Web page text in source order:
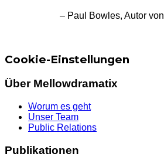
– Paul Bowles, Autor von
Cookie-Einstellungen
Über Mellowdramatix
Worum es geht
Unser Team
Public Relations
Publikationen